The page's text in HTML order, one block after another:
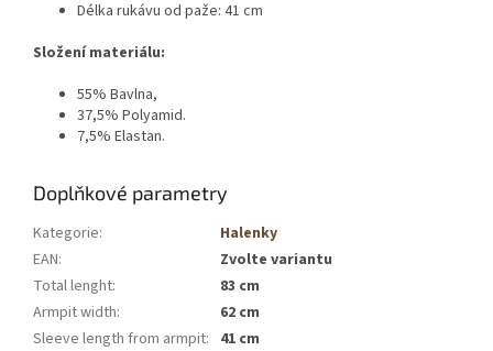
Délka rukávu od paže: 41 cm
Složení materiálu:
55% Bavlna,
37,5% Polyamid.
7,5% Elastan.
Doplňkové parametry
Kategorie:
Halenky
EAN:
Zvolte variantu
Total lenght:
83 cm
Armpit width:
62 cm
Sleeve length from armpit: 41 cm